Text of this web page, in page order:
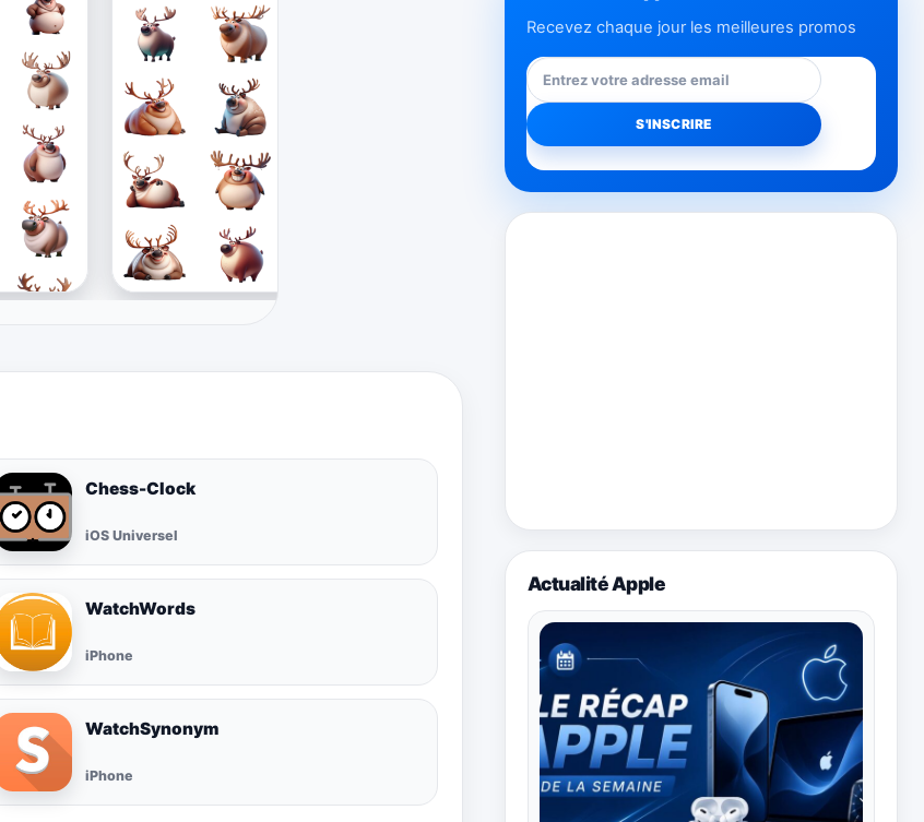
Chess-Clock
iOS Universel
WatchWords
iPhone
WatchSynonym
iPhone
Recevez chaque jour les meilleures promos
Actualité Apple